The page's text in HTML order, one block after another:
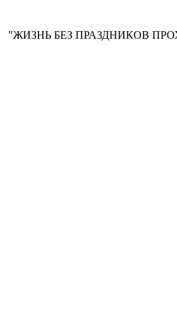
БЕЗ ПРАЗДНИКОВ